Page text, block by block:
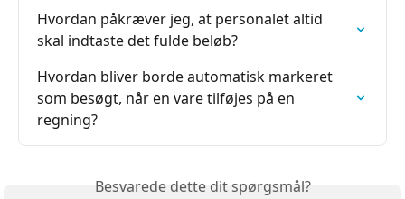
Hvordan påkræver jeg, at personalet altid
skal indtaste det fulde beløb?
Hvordan bliver borde automatisk markeret
som besøgt, når en vare tilføjes på en
regning?
Besvarede dette dit spørgsmål?